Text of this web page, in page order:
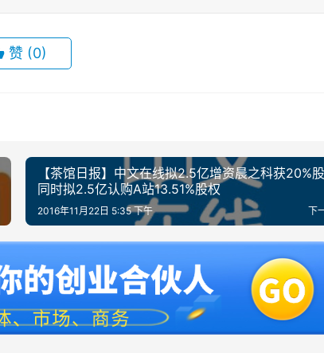
赞 (0)
【茶馆日报】中文在线拟2.5亿增资晨之科获20%
同时拟2.5亿认购A站13.51%股权
下
2016年11月22日 5:35 下午